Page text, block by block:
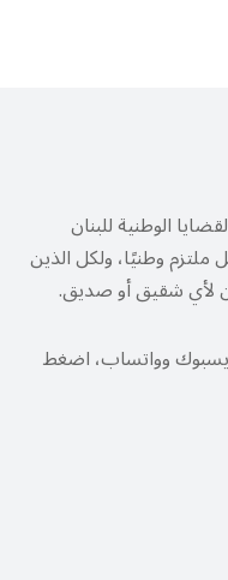
الوطنية للبنان
وطنيًا، ولكل الذين
لأي شقيق أو صديق.
وواتساب، اضغط